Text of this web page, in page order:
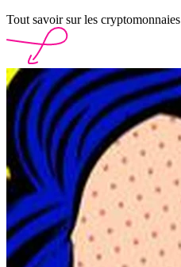
Tout savoir sur les cryptomonnaies